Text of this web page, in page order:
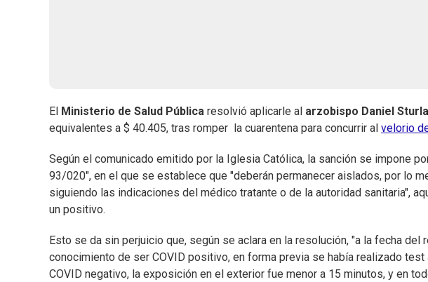
El Ministerio de Salud Pública resolvió aplicarle al arzobispo Daniel Sturla
equivalentes a $ 40.405, tras romper la cuarentena para concurrir al velorio
Según el comunicado emitido por la Iglesia Católica, la sanción se impone
93/020", en el que se establece que "deberán permanecer aislados, por lo
siguiendo las indicaciones del médico tratante o de la autoridad sanitaria",
un positivo.
Esto se da sin perjuicio que, según se aclara en la resolución, "a la fecha
conocimiento de ser COVID positivo, en forma previa se había realizado
COVID negativo, la exposición en el exterior fue menor a 15 minutos, y en